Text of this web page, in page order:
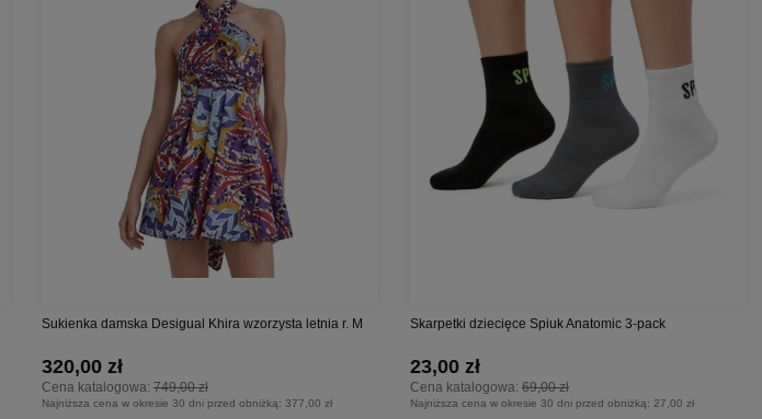
Sukienka damska Desigual Khira wzorzysta letnia r. M
Cena katalogowa: 749,00 zł
320,00 zł
Najniższa cena w okresie 30 dni przed obniżką: 377,00 zł
Skarpetki dziecięce Spiuk Anatomic 3-pack
Cena katalogowa: 69,00 zł
23,00 zł
Najniższa cena w okresie 30 dni przed obniżką: 27,00 zł